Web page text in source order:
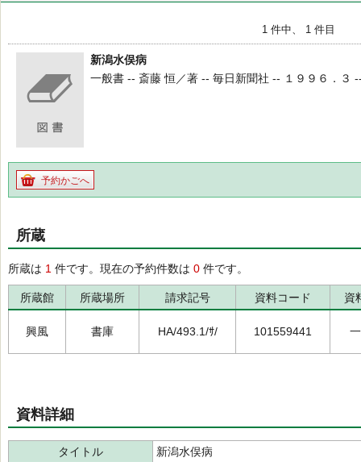
1 件中、 1 件目
新潟水俣病
一般書 -- 斎藤 恒／著 -- 毎日新聞社 -- １９９６．３
予約かごへ
所蔵
所蔵は 1 件です。現在の予約件数は 0 件です。
所蔵館 所蔵場所 請求記号 資料コード 資
興風 書庫 HA/493.1/ｻ/ 101559441
資料詳細
タイトル
新潟水俣病